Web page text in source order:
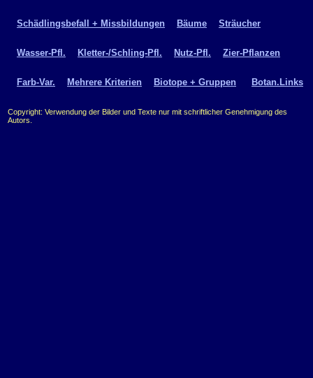
Schädlingsbefall + Missbildungen Bäume Sträucher
Wasser-Pfl. Kletter-/Schling-Pfl. Nutz-Pfl. Zier-Pflanzen
Farb-Var. Mehrere Kriterien Biotope + Gruppen Botan.Links
Copyright: Verwendung der Bilder und Texte nur mit schriftlicher Genehmigung des
Autors.